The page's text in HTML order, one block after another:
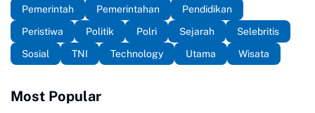
Pemerintah
Pemerintahan
Pendidikan
Peristiwa
Politik Polri Sejarah
Selebritis
Sosial
TNI Technology Utama Wisata
Most Popular